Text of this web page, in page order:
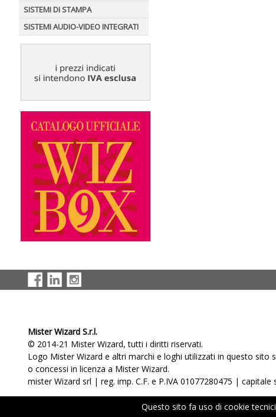
SISTEMI DI STAMPA
SISTEMI AUDIO-VIDEO INTEGRATI
Mister Wizard S.r.l.
© 2014-21 Mister Wizard, tutti i diritti riservati.
Logo Mister Wizard e altri marchi e loghi utilizzati in questo sito
o concessi in licenza a Mister Wizard.
mister Wizard srl | reg. imp. C.F. e P.IVA 01077280475 | capitale
Prodotti e Servizi|Contatti| Condizioni di
Questo sito fa uso di cookie